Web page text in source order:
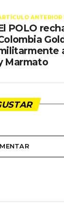
ANTERIOR
POLO
Marmato